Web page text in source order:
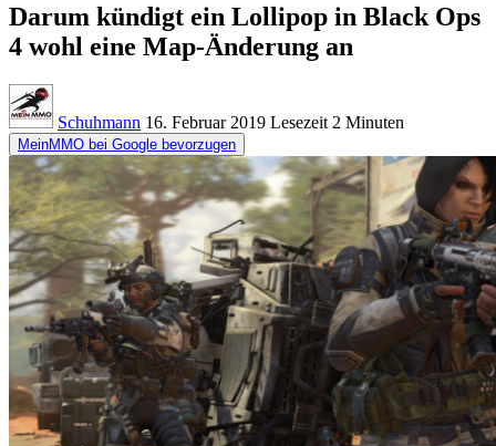
Darum kündigt ein Lollipop in Black Ops
4 wohl eine Map-Änderung an
Schuhmann 16. Februar 2019 Lesezeit 2 Minuten
MeinMMO bei Google bevorzugen